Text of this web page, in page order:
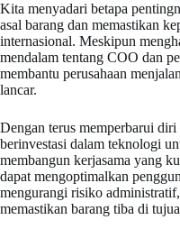
Kita menyadari betapa
asal barang dan memastikan
internasional. Meskipun
mendalam tentang COO dan
membantu perusahaan
lancar.
Dengan terus memperbarui
berinvestasi dalam teknologi
membangun kerjasama yang
dapat mengoptimalkan
mengurangi risiko
memastikan barang tiba di